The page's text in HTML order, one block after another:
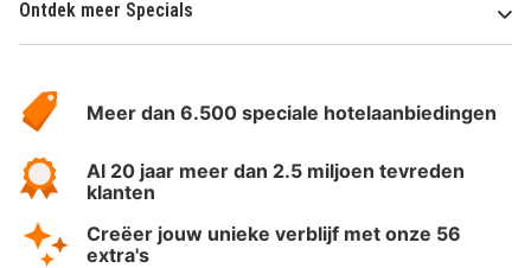
Ontdek meer Specials
HotelSpecials
Meer dan 6.500 speciale hotelaanbiedingen
Al 20 jaar meer dan 2.5 miljoen tevreden
klanten
Creëer jouw unieke verblijf met onze 56
extra's